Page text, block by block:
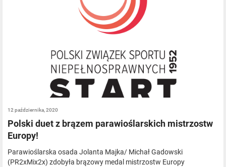
12 października, 2020
Polski duet z brązem parawioślarskich mistrzostw
Europy!
Parawioślarska osada Jolanta Majka/ Michał Gadowski
(PR2xMix2x) zdobyła brązowy medal mistrzostw Europy